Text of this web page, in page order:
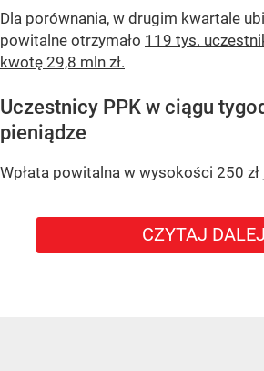
Dla porównania, w drugim kwartale
powitalne otrzymało 119 tys.
kwotę 29,8 mln zł.
Uczestnicy PPK w ciągu
pieniądze
Wpłata powitalna w wysokości 250 zł
CZYTAJ DALEJ